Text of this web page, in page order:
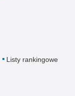
Listy rankingowe